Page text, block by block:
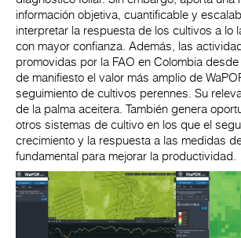
información objetiva, cuantificable y
interpretar la respuesta de los cultivos a lo
con mayor confianza. Además, las
promovidas por la FAO en Colombia
de manifiesto el valor más amplio de
seguimiento de cultivos perennes. Su
de la palma aceitera. También genera
otros sistemas de cultivo en los que el
crecimiento y la respuesta a las medidas
fundamental para mejorar la productividad.